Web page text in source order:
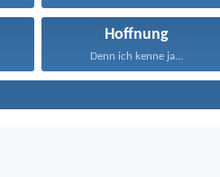
Hoffnung
Denn ich kenne ja...